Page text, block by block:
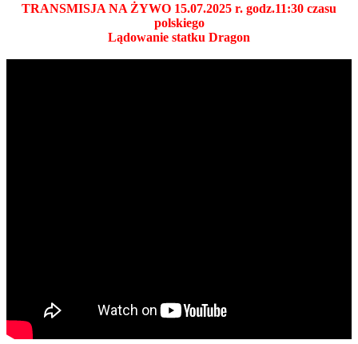
TRANSMISJA NA ŻYWO 15.07.2025 r. godz.11:30 czasu
polskiego
Lądowanie statku Dragon